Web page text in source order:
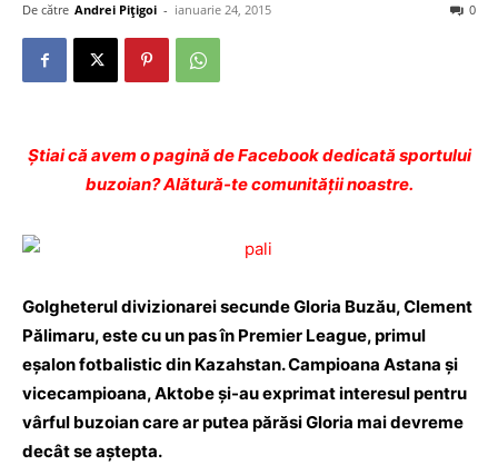
De către Andrei Pițigoi - ianuarie 24, 2015 0
Ştiai că avem o pagină de Facebook dedicată sportului
buzoian? Alătură-te comunității noastre.
Golgheterul divizionarei secunde Gloria Buzău, Clement
Pălimaru, este cu un pas în Premier League, primul
eşalon fotbalistic din Kazahstan. Campioana Astana şi
vicecampioana, Aktobe şi-au exprimat interesul pentru
vârful buzoian care ar putea părăsi Gloria mai devreme
decât se aștepta.